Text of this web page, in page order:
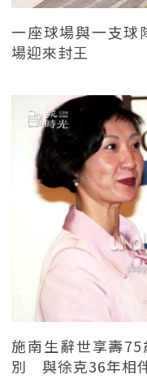
一座球場與一支球
場迎來封王
施南生辭世享壽
別 與徐克36年相